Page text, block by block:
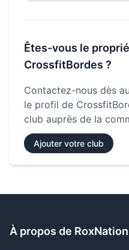
Êtes-vous le
CrossfitBordes ?
Contactez-nous dès
le profil de
club auprès de la
Ajouter votre club
À propos de